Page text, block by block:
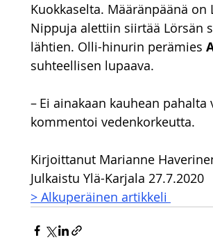
Kuokkaselta. Määränpäänä
Nippuja alettiin siirtää Lörsän
lähtien. Olli-hinurin perämies
suhteellisen lupaava.
– Ei ainakaan kauhean
kommentoi vedenkorkeutta.
Kirjoittanut Marianne
Julkaistu Ylä-Karjala 27.7.2020
> Alkuperäinen artikkeli